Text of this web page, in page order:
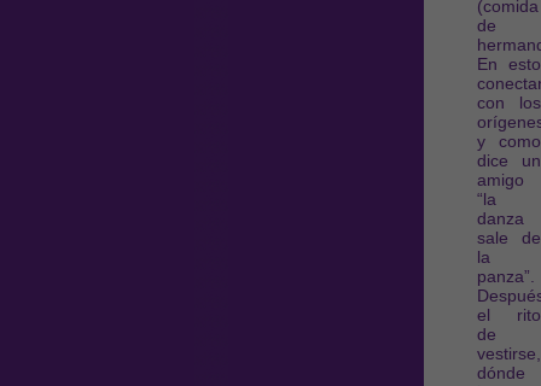
(comida
de
En esto
con los
y como
dice un
amigo
“la
danza
sale de
la
panza”.
el rito
de
vestirse,
dónde